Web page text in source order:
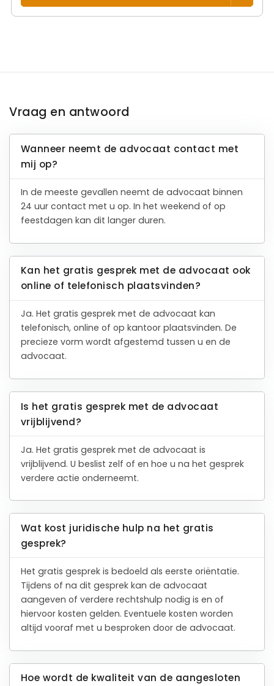
Vraag en antwoord
Wanneer neemt de advocaat contact met
mij op?
In de meeste gevallen neemt de advocaat binnen
24 uur contact met u op. In het weekend of op
feestdagen kan dit langer duren.
Kan het gratis gesprek met de advocaat ook
online of telefonisch plaatsvinden?
Ja. Het gratis gesprek met de advocaat kan
telefonisch, online of op kantoor plaatsvinden. De
precieze vorm wordt afgestemd tussen u en de
advocaat.
Is het gratis gesprek met de advocaat
vrijblijvend?
Ja. Het gratis gesprek met de advocaat is
vrijblijvend. U beslist zelf of en hoe u na het gesprek
verdere actie onderneemt.
Wat kost juridische hulp na het gratis
gesprek?
Het gratis gesprek is bedoeld als eerste oriëntatie.
Tijdens of na dit gesprek kan de advocaat
aangeven of verdere rechtshulp nodig is en of
hiervoor kosten gelden. Eventuele kosten worden
altijd vooraf met u besproken door de advocaat.
Hoe wordt de kwaliteit van de aangesloten